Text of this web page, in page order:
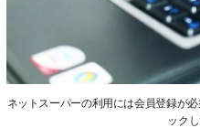
ネットスーパーの利用には会員登録が必
ック